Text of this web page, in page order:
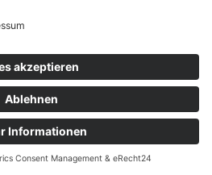
Marke der:
KGAlte Dorfstraße 19 a
und zukunftsfähige IT-